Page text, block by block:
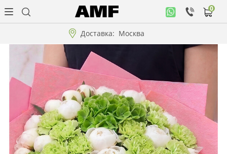
Доставка: Москва
0
кабинет
коллекция
Цветы
Композиции
"ВАУ"!!!